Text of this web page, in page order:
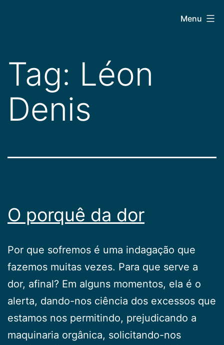
conteúdo
Menu
Tag: Léon
Denis
O porquê da dor
Por que sofremos é uma indagação que
fazemos muitas vezes. Para que serve a
dor, afinal? Em alguns momentos, ela é o
alerta, dando-nos ciência dos excessos que
estamos nos permitindo, prejudicando a
maquinaria orgânica, solicitando-nos